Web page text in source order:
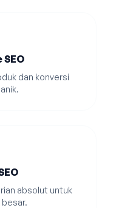
dan konversi
absolut untuk
besar.